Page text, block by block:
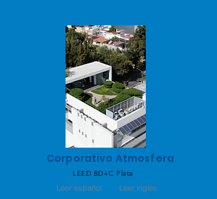
Corporativo Atmosfera
LEED BD+C Plata
Leer español Leer ingles